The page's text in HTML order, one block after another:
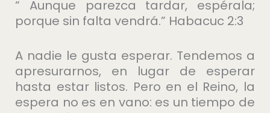
“ Aunque parezca tardar, espérala;
porque sin falta vendrá.” Habacuc 2:3
A nadie le gusta esperar. Tendemos a
apresurarnos, en lugar de esperar
hasta estar listos. Pero en el Reino, la
espera no es en vano: es un tiempo de